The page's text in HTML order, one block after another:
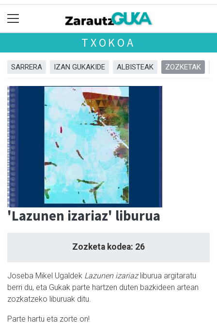
TXOKOA
SARRERA IZAN GUKAKIDE ALBISTEAK ZOZKETAK
'Lazunen izariaz' liburua
Zozketa kodea: 26
Joseba Mikel Ugaldek Lazunen izariaz liburua argitaratu
berri du, eta Gukak parte hartzen duten bazkideen artean
zozkatzeko liburuak ditu.
Parte hartu eta zorte on!